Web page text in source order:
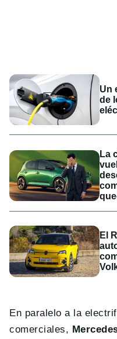
Un
de
La
El
En paralelo a la
comerciales,